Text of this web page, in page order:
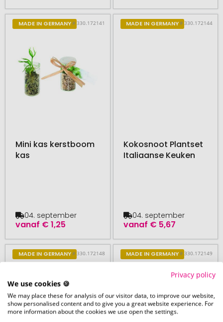
MADE IN GERMANY# 330.172141
Mini kas kerstboom
kas
vanaf € 1,25
04. september
MADE IN GERMANY# 330.172144
Kokosnoot Plantset
Italiaanse Keuken
vanaf € 5,67
04. september
MADE IN GERMANY# 330.172148 MADE IN GERMANY# 330.172149
Privacy policy
We use cookies 🍪
We may place these for analysis of our visitor data, to improve our website,
show personalised content and to give you a great website experience. For
more information about the cookies we use open the settings.